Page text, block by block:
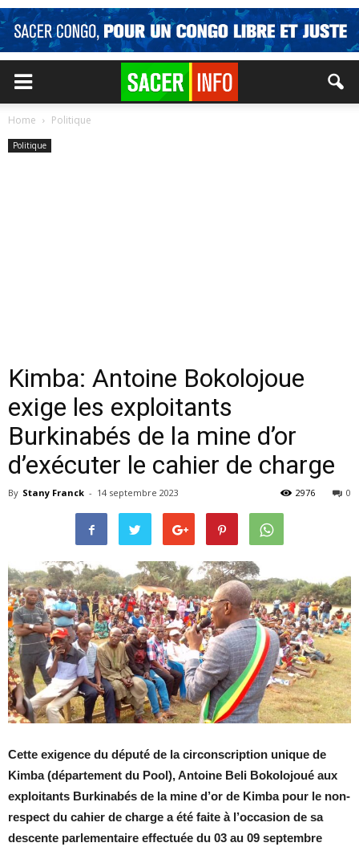
Home Politique
Politique
Kimba: Antoine Bokolojoue
exige les exploitants
Burkinabés de la mine d’or
d’exécuter le cahier de charge
By Stany Franck - 14 septembre 2023 0
2976
Cette exigence du député de la circonscription unique de
Kimba (département du Pool), Antoine Beli Bokolojoué aux
exploitants Burkinabés de la mine d’or de Kimba pour le non-
respect du cahier de charge a été faite à l’occasion de sa
descente parlementaire effectuée du 03 au 09 septembre